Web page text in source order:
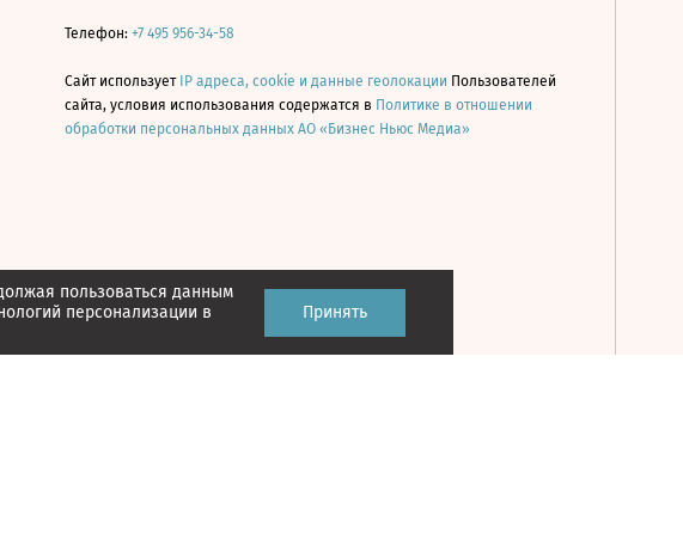
пользоваться данным
персонализации в
Принять
Телефон: +7 495 956-34-58
Сайт использует IP адреса, cookie и данные геолокации Пользователей
сайта, условия использования содержатся в Политике в отношении
обработки персональных данных АО «Бизнес Ньюс Медиа»